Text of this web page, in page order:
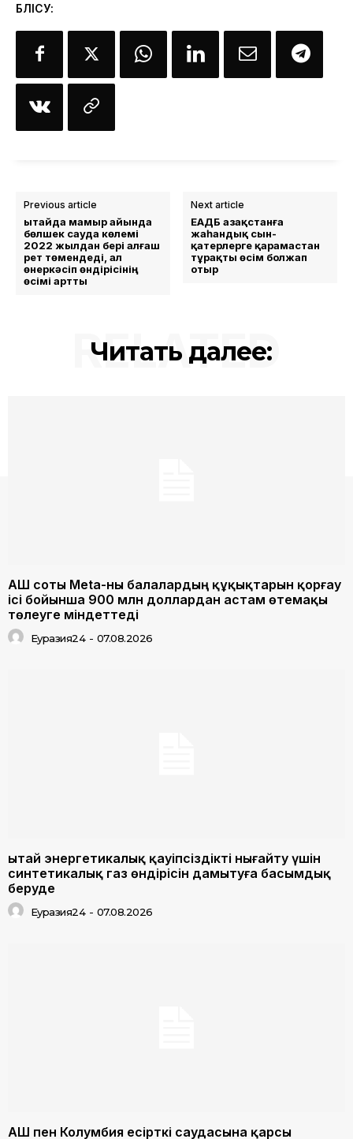
БӨЛІСУ:
Previous article
Қытайда мамыр айында
бөлшек сауда көлемі
2022 жылдан бері алғаш
рет төмендеді, ал
өнеркәсіп өндірісінің
өсімі артты
Next article
ЕАДБ Қазақстанға
жаһандық сын-
қатерлерге қарамастан
тұрақты өсім болжап
отыр
Читать далее:
RELATED
АҚШ соты Meta-ны балалардың құқықтарын қорғау
ісі бойынша 900 млн доллардан астам өтемақы
төлеуге міндеттеді
Еуразия24 - 07.08.2026
Қытай энергетикалық қауіпсіздікті нығайту үшін
синтетикалық газ өндірісін дамытуға басымдық
беруде
Еуразия24 - 07.08.2026
АҚШ пен Колумбия есірткі саудасына қарсы